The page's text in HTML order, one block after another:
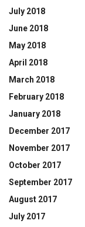
July 2018
June 2018
May 2018
April 2018
March 2018
February 2018
January 2018
December 2017
November 2017
October 2017
September 2017
August 2017
July 2017